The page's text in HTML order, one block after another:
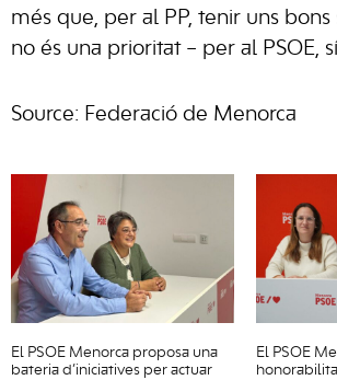
més que, per al PP, tenir uns
no és una prioritat – per al PSOE,
Source: Federació de Menorca
El PSOE Menorca proposa una
bateria d’iniciatives per actuar
El PSOE